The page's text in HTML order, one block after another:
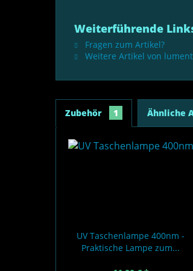
Weiterführende
Fragen zum Artikel?
Weitere Artikel von
Zubehör 1 Ähnliche
UV Taschenlampe 400nm -
Praktische Lampe zum...